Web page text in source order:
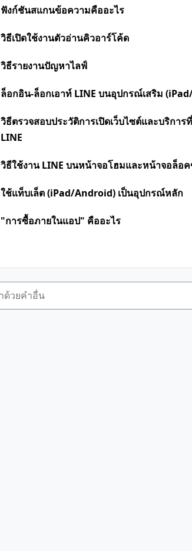
ฟังก์ชันสแกนข้อความคืออะไร
วิธีเปิดใช้งานตัวอ่านคิวอาร์โค้ด
วิธีรายงานปัญหาไลฟ์
ล็อกอิน-ล็อกเอาท์ LINE บนอุปกรณ์เสริม
วิธีตรวจสอบประวัติการเปิดเว็บไซต์และบริกา
LINE
วิธีใช้งาน LINE บนหน้าจอโฮมและหน้าจอล็อ
ใช้แท็บเล็ต (iPad/Android) เป็นอุปกรณ์หลัก
"การซื้อภายในแอป" คืออะไร